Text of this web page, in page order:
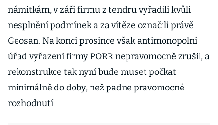
námitkám, v září firmu z tendru vyřadili kvůli
nesplnění podmínek a za vítěze označili právě
Geosan. Na konci prosince však antimonopolní
úřad vyřazení firmy PORR nepravomocně zrušil, a
rekonstrukce tak nyní bude muset počkat
minimálně do doby, než padne pravomocné
rozhodnutí.